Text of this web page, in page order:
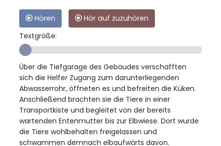
Hören
Hör auf zuzuhören
Textgröße:
Über die Tiefgarage des Gebäudes verschafften
sich die Helfer Zugang zum darunterliegenden
Abwasserrohr, öffneten es und befreiten die Küken.
Anschließend brachten sie die Tiere in einer
Transportkiste und begleitet von der bereits
wartenden Entenmutter bis zur Elbwiese. Dort wurde
die Tiere wohlbehalten freigelassen und
schwammen demnach elbaufwärts davon.